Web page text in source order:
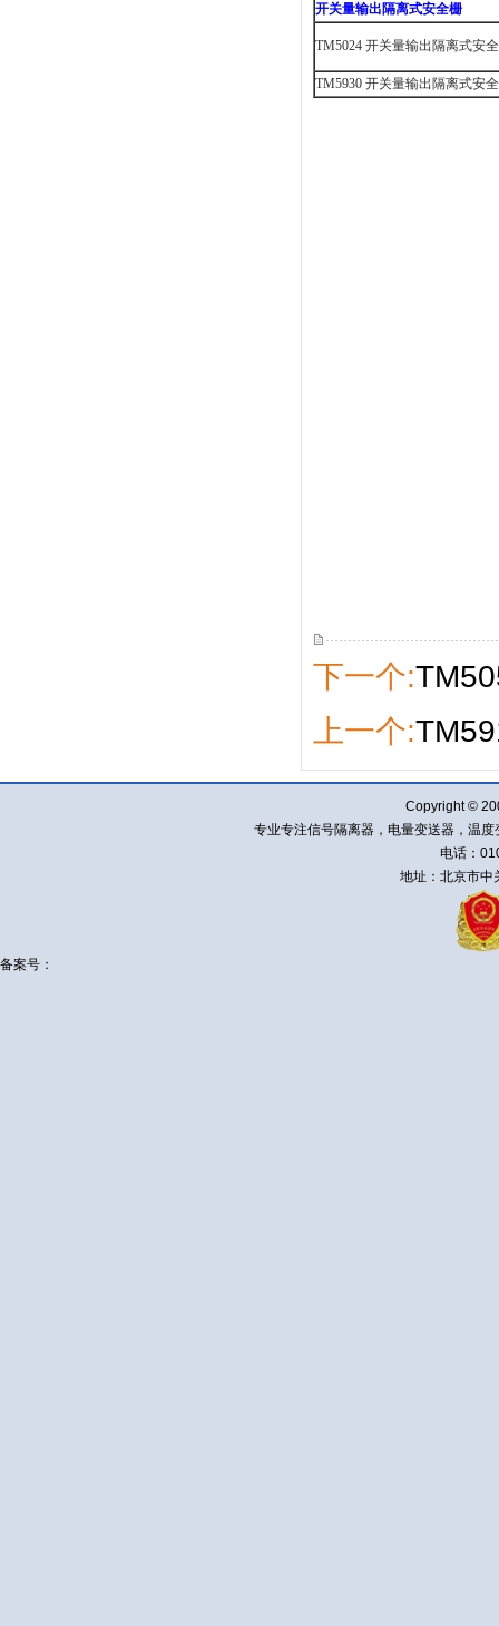
开关量输出隔离式安全栅
TM5024 开关量输出隔离式安
TM5930 开关量输出隔离式安
下一个:
上一个:
Copyright ©
专业专注信号隔离器，电量变送器，温
电话：
地址：北京市中
备案号：